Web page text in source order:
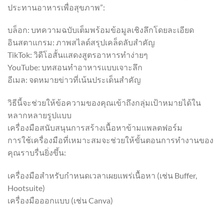
ประทานอาหารเพื่อสุขภาพ”:
บล็อก: บทความฉบับเต็มพร้อมข้อมูลเชิงลึกโดยละเอียด
อินสตาแกรม: ภาพสไลด์สรุปเคล็ดลับสำคัญ
TikTok: วิดีโอสั้นแสดงสูตรอาหารทำง่ายๆ
YouTube: บทสอนทำอาหารแบบเจาะลึก
อีเมล: จดหมายข่าวที่เน้นประเด็นสำคัญ
วิธีนี้จะช่วยให้ข้อความของคุณเข้าถึงกลุ่มเป้าหมายได้ใน
หลากหลายรูปแบบ
เครื่องมือสนับสนุนการสร้างเนื้อหาข้ามแพลตฟอร์ม
การใช้เครื่องมือที่เหมาะสมจะช่วยให้ขั้นตอนการทำงานของ
คุณราบรื่นยิ่งขึ้น:
เครื่องมือสำหรับกำหนดเวลาเผยแพร่เนื้อหา (เช่น Buffer,
Hootsuite)
เครื่องมือออกแบบ (เช่น Canva)